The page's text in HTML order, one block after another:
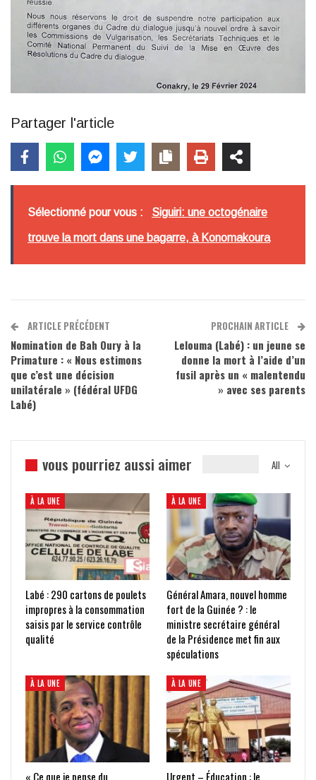
Partager l'article
Sélectionné pour vous : Siguiri: une octogénaire
trouve la mort dans une bagarre, à Konomakoura
ARTICLE PRÉCÉDENT
Nomination de Bah Oury à la
Primature : « Nous estimons
que c’est une décision
unilatérale » (fédéral UFDG
Labé)
PROCHAIN ARTICLE
Lelouma (Labé) : un jeune se
donne la mort à l’aide d’un
fusil après un « malentendu
» avec ses parents
All
vous pourriez aussi aimer
À LA UNE
Labé : 290 cartons de poulets
impropres à la consommation
saisis par le service contrôle
qualité
À LA UNE
Général Amara, nouvel homme
fort de la Guinée ? : le
ministre secrétaire général
de la Présidence met fin aux
spéculations
À LA UNE
« Ce que je pense du
À LA UNE
Urgent – Éducation : le